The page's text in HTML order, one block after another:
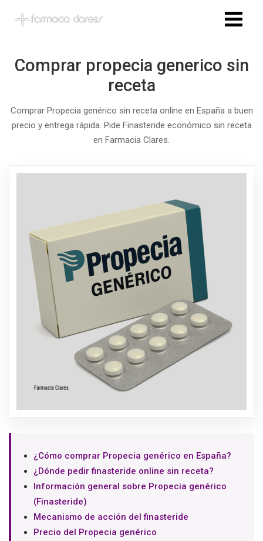
Comprar propecia generico sin
receta
Comprar Propecia genérico sin receta online en España a buen
precio y entrega rápida. Pide Finasteride económico sin receta
en Farmacia Clares.
¿Cómo comprar Propecia genérico en España?
¿Dónde pedir finasteride online sin receta?
Información general sobre Propecia genérico
(Finasteride)
Mecanismo de acción del finasteride
Precio del Propecia genérico